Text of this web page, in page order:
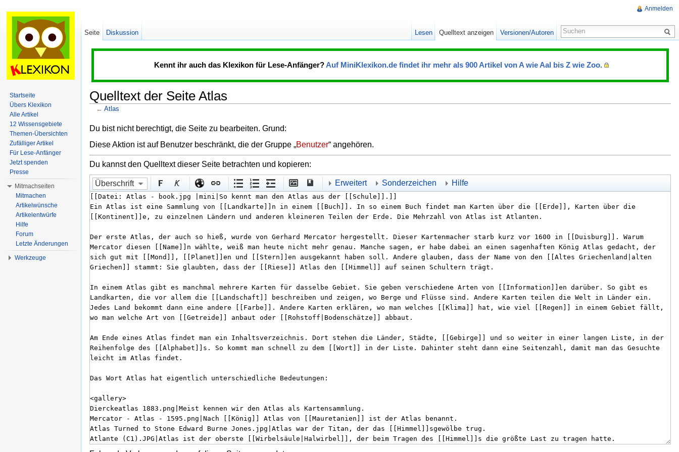
Kennt ihr auch das Klexikon für Lese-Anfänger?Auf MiniKlexikon.de findet ihr mehr als 900 Artikel von A wie Aal bis Z wie Zoo.
Quelltext der Seite Atlas
←Atlas
Du bist nicht berechtigt, die Seite zu bearbeiten. Grund:
Diese Aktion ist auf Benutzer beschränkt, die der Gruppe „Benutzer“ angehören.
Du kannst den Quelltext dieser Seite betrachten und kopieren:
Überschrift Erweitert Sonderzeichen Hilfe
Anmelden
Seite Diskussion Lesen Quelltext anzeigen Versionen/Autoren
Startseite
Übers Klexikon
Alle Artikel
12 Wissensgebiete
Themen-Übersichten
Zufälliger Artikel
Für Lese-Anfänger
Jetzt spenden
Presse
Mitmachseiten
Mitmachen
Artikelwünsche
Artikelentwürfe
Hilfe
Forum
Letzte Änderungen
Werkzeuge